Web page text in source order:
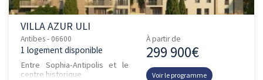
VILLA AZUR ULI
Antibes - 06600
1 logement disponible
Entre Sophia-Antipolis et le
centre historique
À partir de
299 900€
Voir le programme